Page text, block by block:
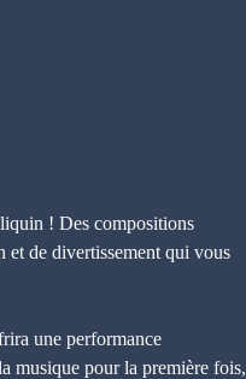
! Des compositions
et de divertissement qui vous
une performance
musique pour la première fois,